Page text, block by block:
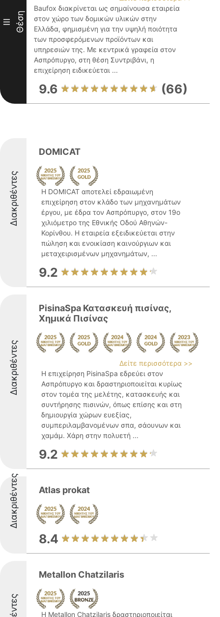
III Θέση
Baufox διακρίνεται ως σημαίνουσα εταιρεία
στον χώρο των δομικών υλικών στην
Ελλάδα, φημισμένη για την υψηλή ποιότητα
των προσφερόμενων προϊόντων και
υπηρεσιών της. Με κεντρικά γραφεία στον
Ασπρόπυργο, στη θέση Συντριβάνι, η
επιχείρηση ειδικεύεται ...
9.6 (66)
Διακριθέντες
DOMICAT
Η DOMICAT αποτελεί εδραιωμένη
επιχείρηση στον κλάδο των μηχανημάτων
έργου, με έδρα τον Ασπρόπυργο, στον 19ο
χιλιόμετρο της Εθνικής Οδού Αθηνών-
Κορίνθου. Η εταιρεία εξειδικεύεται στην
πώληση και ενοικίαση καινούργιων και
μεταχειρισμένων μηχανημάτων, ...
9.2
Διακριθέντες
PisinaSpa Κατασκευή πισίνας,
Χημικά Πισίνας‎
Δείτε περισσότερα >>
Η επιχείρηση PisinaSpa εδρεύει στον
Ασπρόπυργο και δραστηριοποιείται κυρίως
στον τομέα της μελέτης, κατασκευής και
συντήρησης πισινών, όπως επίσης και στη
δημιουργία χώρων ευεξίας,
συμπεριλαμβανομένων σπα, σάουνων και
χαμάμ. Χάρη στην πολυετή ...
9.2
Διακριθέντες Atlas prokat
8.4
Metallon Chatzilaris
Η Metallon Chatzilaris δραστηριοποιείται